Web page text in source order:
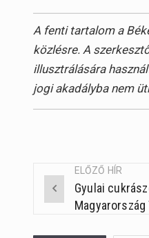
A fenti tartalom a
közlésre. A
illusztrálására
jogi akadályba nem
Post
navigation
ELŐZŐ HÍR
Gyulai
Magyarország